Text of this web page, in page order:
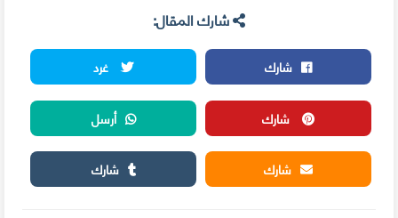
شارك المقال:
شارك
غرد
شارك
أرسل
شارك
شارك